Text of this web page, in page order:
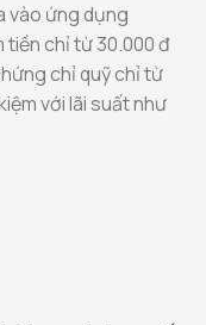
vào ứng dụng
tiền chỉ từ 30.000 đ
chỉ quỹ chỉ từ
với lãi suất như